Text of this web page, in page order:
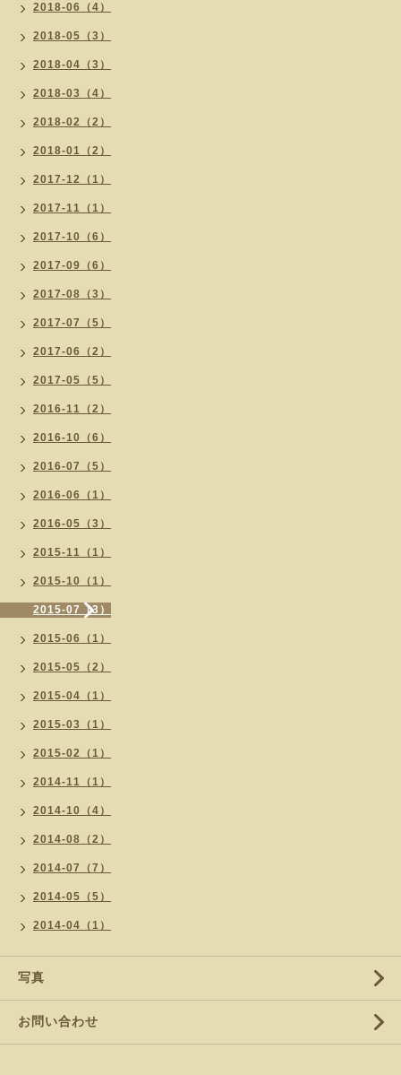
2018-06（4）
2018-05（3）
2018-04（3）
2018-03（4）
2018-02（2）
2018-01（2）
2017-12（1）
2017-11（1）
2017-10（6）
2017-09（6）
2017-08（3）
2017-07（5）
2017-06（2）
2017-05（5）
2016-11（2）
2016-10（6）
2016-07（5）
2016-06（1）
2016-05（3）
2015-11（1）
2015-10（1）
2015-07（3）
2015-06（1）
2015-05（2）
2015-04（1）
2015-03（1）
2015-02（1）
2014-11（1）
2014-10（4）
2014-08（2）
2014-07（7）
2014-05（5）
2014-04（1）
写真
お問い合わせ